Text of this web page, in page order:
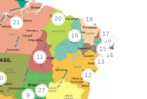
9
11
12
13
14
15
16
17
18
19
20
21
27